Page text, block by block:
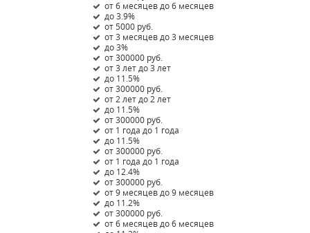
от 6 месяцев до 6 месяцев
до 3.9%
от 5000 руб.
от 3 месяцев до 3 месяцев
до 3%
от 300000 руб.
от 3 лет до 3 лет
до 11.5%
от 300000 руб.
от 2 лет до 2 лет
до 11.5%
от 300000 руб.
от 1 года до 1 года
до 11.5%
от 300000 руб.
от 1 года до 1 года
до 12.4%
от 300000 руб.
от 9 месяцев до 9 месяцев
до 11.2%
от 300000 руб.
от 6 месяцев до 6 месяцев